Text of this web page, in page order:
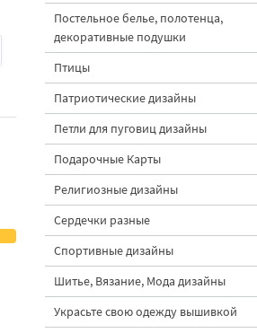
500 руб.| В корзину
Постельное белье, полотенца,
декоративные подушки
Птицы
Патриотические дизайны
Петли для пуговиц дизайны
Подарочные Карты
Религиозные дизайны
Сердечки разные
Спортивные дизайны
Шитье, Вязание, Мода дизайны
Украсьте свою одежду вышивкой